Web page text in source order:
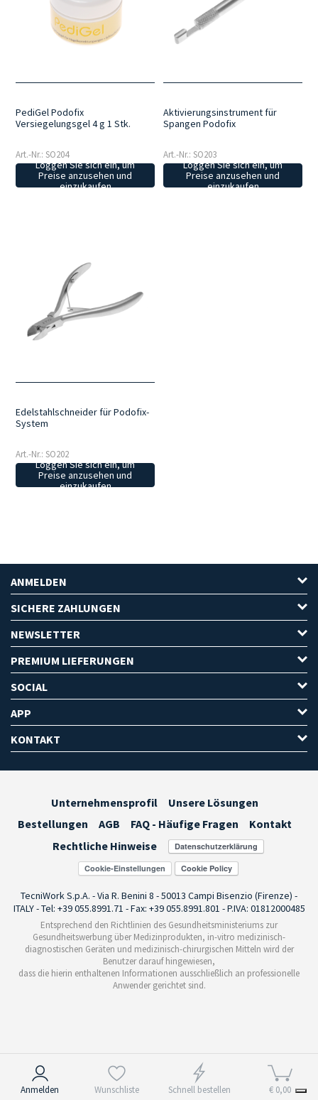
Anmelden Wunschliste Schnell bestellen € 0,00
PediGel Podofix
Versiegelungsgel 4 g 1 Stk.
Art.-Nr.: SO204
Loggen Sie sich ein, um
Preise anzusehen und
einzukaufen
Aktivierungsinstrument für
Spangen Podofix
Art.-Nr.: SO203
Loggen Sie sich ein, um
Preise anzusehen und
einzukaufen
Edelstahlschneider für Podofix-
System
Art.-Nr.: SO202
Loggen Sie sich ein, um
Preise anzusehen und
einzukaufen
ANMELDEN
SICHERE ZAHLUNGEN
NEWSLETTER
PREMIUM LIEFERUNGEN
SOCIAL
APP
KONTAKT
Unternehmensprofil
Unsere Lösungen
Bestellungen
AGB FAQ - Häufige Fragen
Kontakt
Rechtliche Hinweise
Cookie-Einstellungen
TecniWork S.p.A. - Via R. Benini 8 - 50013 Campi Bisenzio (Firenze) -
ITALY - Tel: +39 055.8991.71 - Fax: +39 055.8991.801 - P.IVA: 01812000485
Entsprechend den Richtlinien des Gesundheitsministeriums zur
Gesundheitswerbung über Medizinprodukten, in-vitro medizinisch-
diagnostischen Geräten und medizinisch-chirurgischen Mitteln wird der
Benutzer darauf hingewiesen,
dass die hierin enthaltenen Informationen ausschließlich an professionelle
Anwender gerichtet sind.
Hinweis bei Erhebung